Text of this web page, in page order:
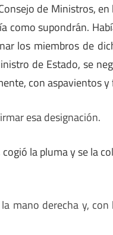
de Ministros,
como supondrán.
los miembros de
de Estado, se
con aspavientos
esa designación.
la pluma y se la
mano derecha y,